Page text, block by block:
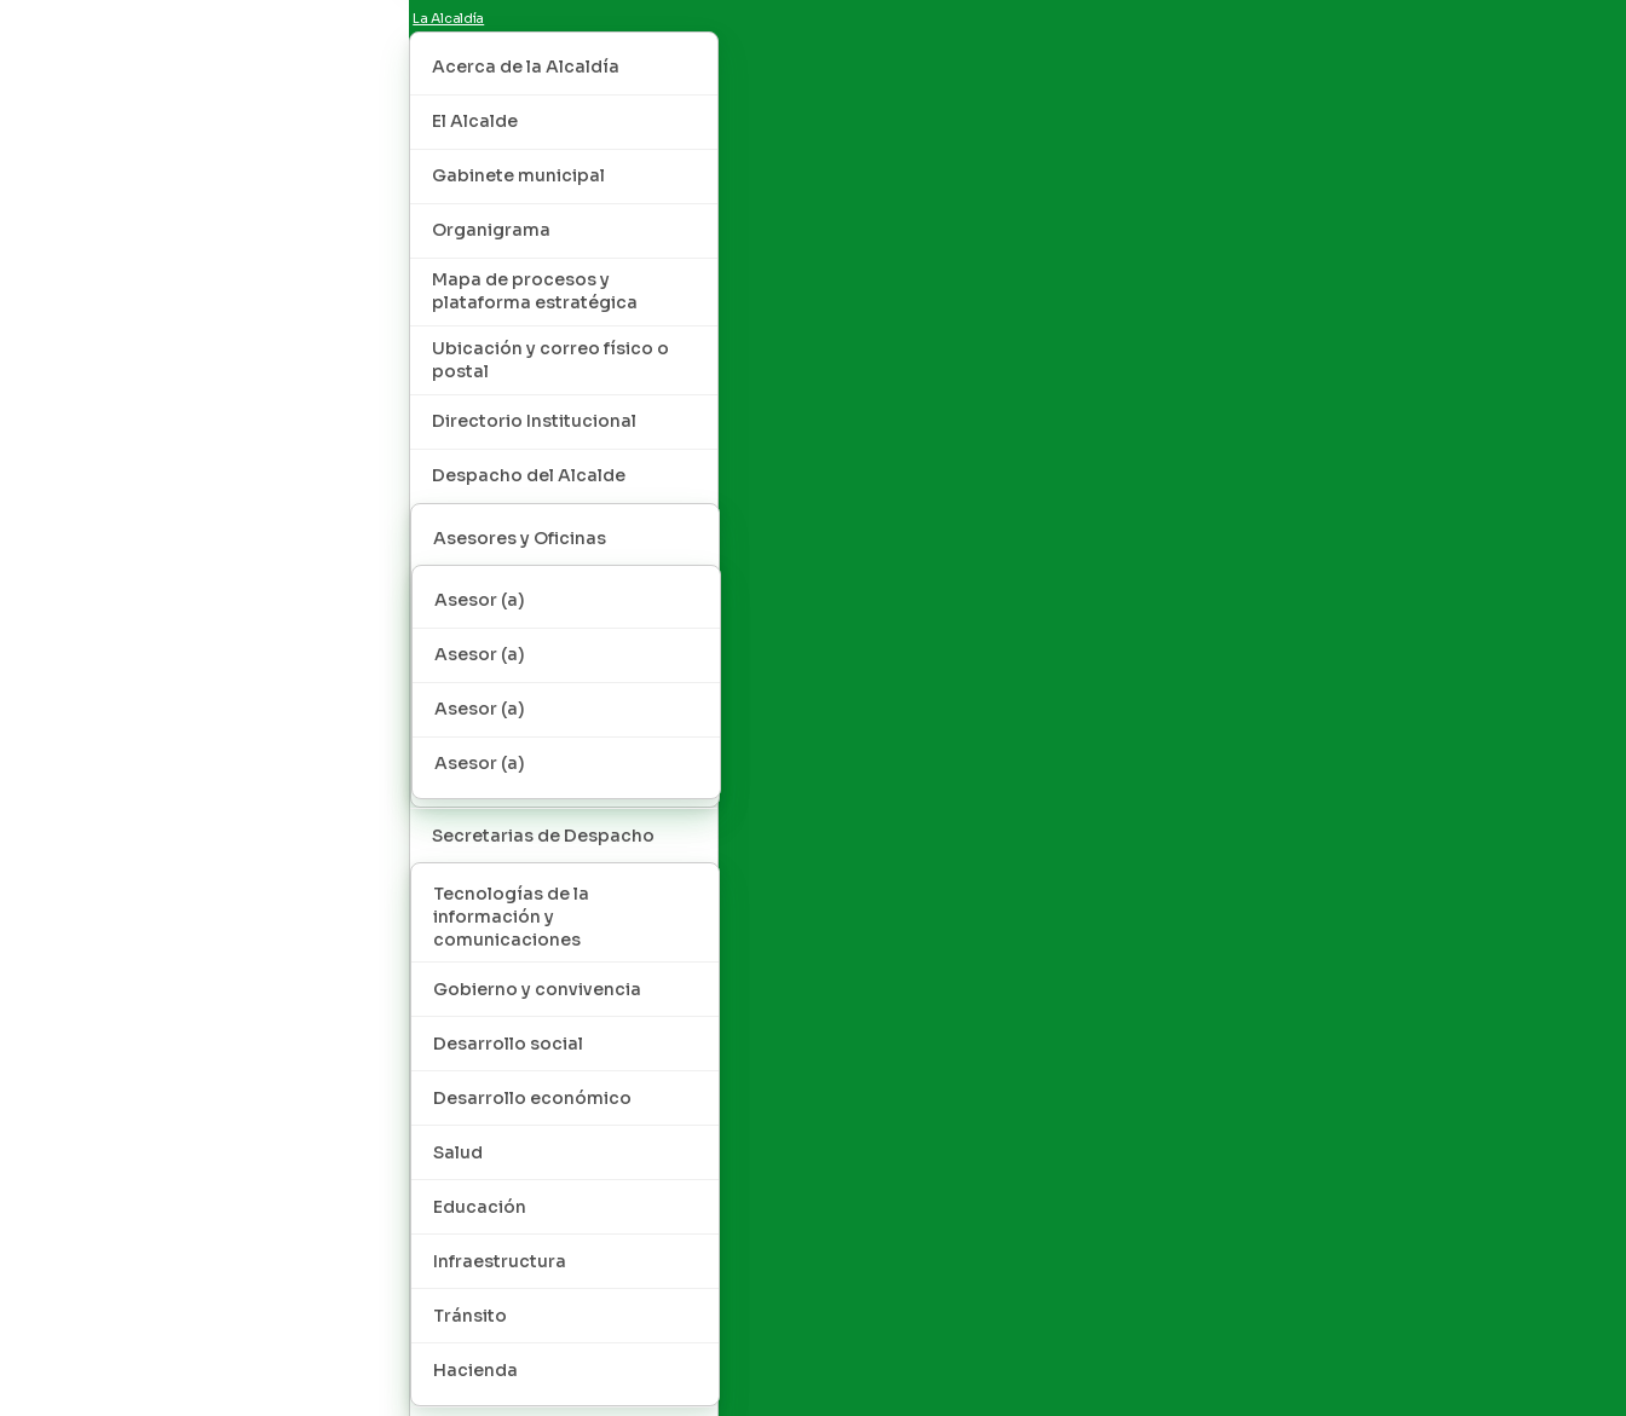
La Alcaldía
Acerca de la Alcaldía
El Alcalde
Gabinete municipal
Organigrama
Mapa de procesos y
plataforma estratégica
Ubicación y correo físico o
postal
Directorio Institucional
Despacho del Alcalde
Asesores y Oficinas
Asesor (a)
Asesor (a)
Asesor (a)
Asesor (a)
Secretarias de Despacho
Tecnologías de la
información y
comunicaciones
Gobierno y convivencia
Desarrollo social
Desarrollo económico
Salud
Educación
Infraestructura
Tránsito
Hacienda